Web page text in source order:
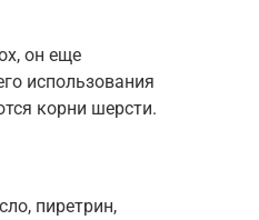
он еще
использования
корни шерсти.
пиретрин,